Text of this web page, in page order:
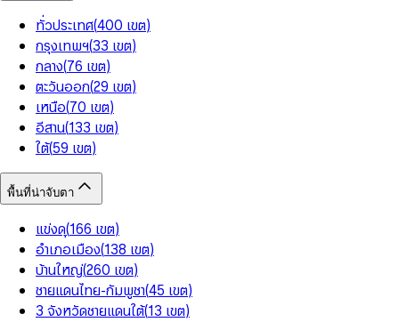
ทั่วประเทศ(400 เขต)
กรุงเทพฯ(33 เขต)
กลาง(76 เขต)
ตะวันออก(29 เขต)
เหนือ(70 เขต)
อีสาน(133 เขต)
ใต้(59 เขต)
พื้นที่น่าจับตา
แข่งดุ(166 เขต)
อำเภอเมือง(138 เขต)
บ้านใหญ่(260 เขต)
ชายแดนไทย-กัมพูชา(45 เขต)
3 จังหวัดชายแดนใต้(13 เขต)